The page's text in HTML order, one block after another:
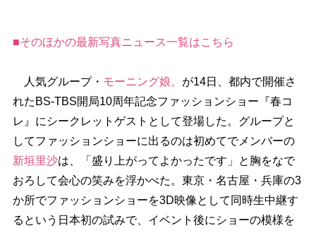
■そのほかの最新写真ニュース一覧はこちら
人気グループ・ モーニング娘。 が14日、都内で開催さ
れたBS-TBS開局10周年記念ファッションショー『春コ
レ』にシークレットゲストとして登場した。グループと
してファッションショーに出るのは初めてでメンバーの
新垣里沙は、「盛り上がってよかったです」と胸をなで
おろして会心の笑みを浮かべた。東京・名古屋・兵庫の3
か所でファッションショーを3D映像として同時生中継す
るという日本初の試みで、イベント後にショーの模様を